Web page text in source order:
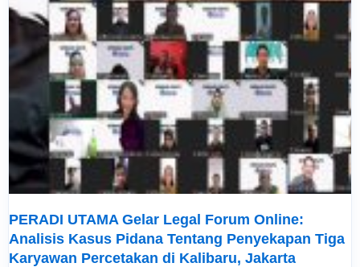
PERADI UTAMA Gelar Legal Forum Online:
Analisis Kasus Pidana Tentang Penyekapan Tiga
Karyawan Percetakan di Kalibaru, Jakarta